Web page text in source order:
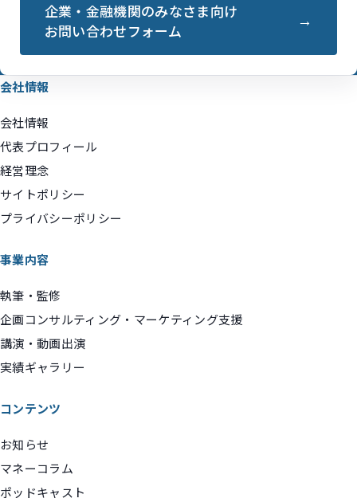
企業・金融機関のみなさま向け
お問い合わせフォーム
会社情報
会社情報
代表プロフィール
経営理念
サイトポリシー
プライバシーポリシー
事業内容
執筆・監修
企画コンサルティング・マーケティング支援
講演・動画出演
実績ギャラリー
コンテンツ
お知らせ
マネーコラム
ポッドキャスト